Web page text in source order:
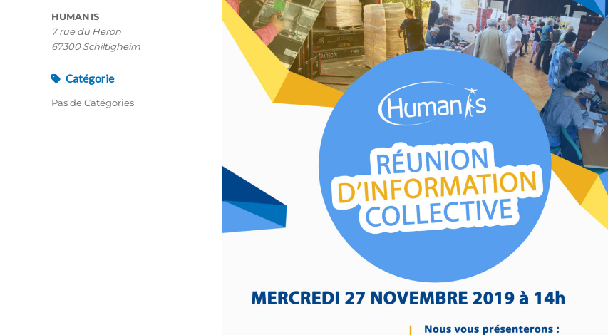
HUMANIS
7 rue du Héron
67300 Schiltigheim
Catégorie
Pas de Catégories